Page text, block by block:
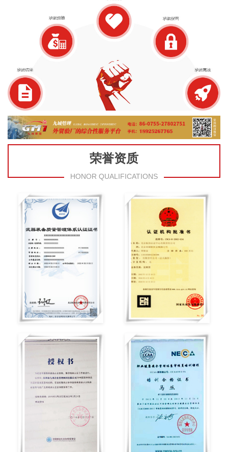
荣誉资质
HONOR QUALIFICATIONS